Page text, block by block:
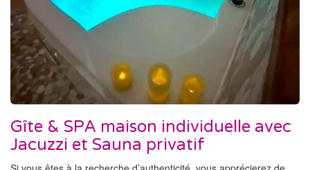
Gîte & SPA maison individuelle avec
Jacuzzi et Sauna privatif